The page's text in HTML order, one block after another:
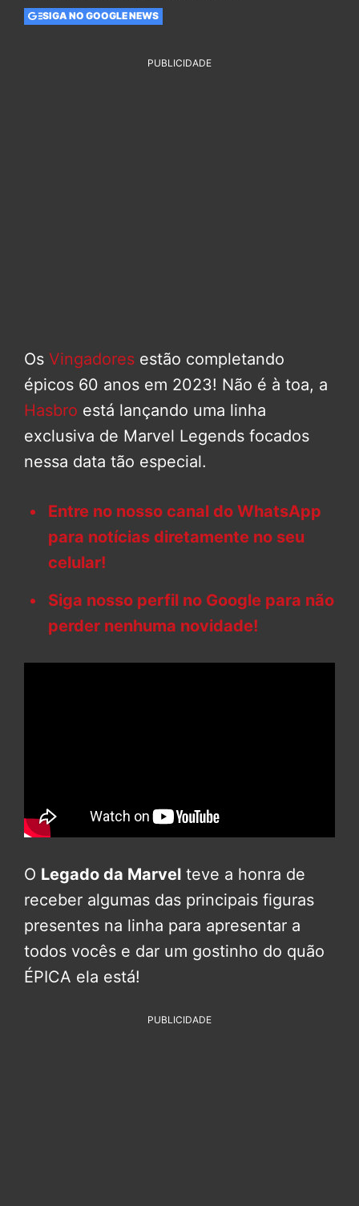
SIGA NO GOOGLE NEWS
PUBLICIDADE
Os Vingadores estão completando
épicos 60 anos em 2023! Não é à toa, a
Hasbro está lançando uma linha
exclusiva de Marvel Legends focados
nessa data tão especial.
Entre no nosso canal do WhatsApp
para notícias diretamente no seu
celular!
Siga nosso perfil no Google para não
perder nenhuma novidade!
O Legado da Marvel teve a honra de
receber algumas das principais figuras
presentes na linha para apresentar a
todos vocês e dar um gostinho do quão
ÉPICA ela está!
PUBLICIDADE